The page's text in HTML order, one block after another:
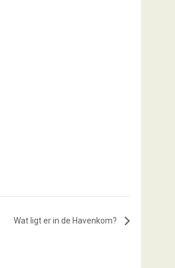
Wat ligt er in de Havenkom?